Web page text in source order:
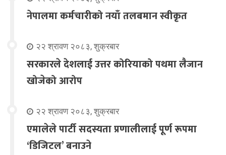
नेपालमा कर्मचारीको नयाँ तलबमान स्वीकृत
२२ श्रावण २०८३, शुक्रबार
सरकारले देशलाई उत्तर कोरियाको पथमा लैजान
खोजेको आरोप
२२ श्रावण २०८३, शुक्रबार
एमालेले पार्टी सदस्यता प्रणालीलाई पूर्ण रूपमा
‘डिजिटल’ बनाउने